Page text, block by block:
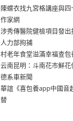
陳蝶衣找九宮格講座與
作家網
涉秀傳醫院健檢項目發出
人力部拘捕
村老年食堂溢滿幸福查
云南昆明：斗南花市鮮花
德系車新聞
華誼《喜包養app中國音
替